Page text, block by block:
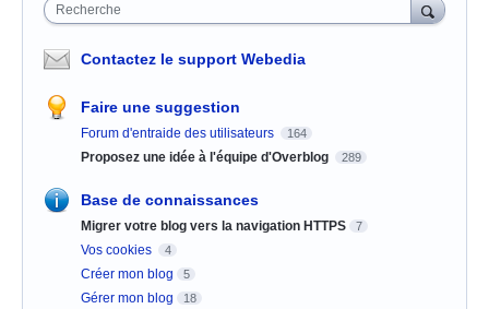
Recherche
Contactez le support Webedia
Faire une suggestion
Forum d'entraide des utilisateurs 164
Proposez une idée à l'équipe d'Overblog 289
Base de connaissances
Migrer votre blog vers la navigation HTTPS 7
Vos cookies 4
Créer mon blog 5
Gérer mon blog 18